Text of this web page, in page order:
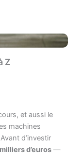
projets en
ajuster
techniques
assemblages,
finitions…
Vous voyez le
choix compte
Z
et aussi le plus
et aussi le
machines
d’investir
d’euros —